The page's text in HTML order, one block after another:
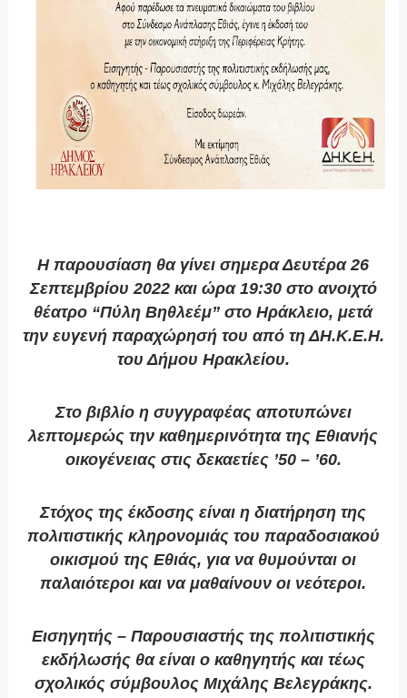
Η παρουσίαση θα γίνει σημερα Δευτέρα 26
Σεπτεμβρίου 2022 και ώρα 19:30 στο ανοιχτό
θέατρο “Πύλη Βηθλεέμ” στο Ηράκλειο, μετά
την ευγενή παραχώρησή του από τη ΔΗ.Κ.Ε.Η.
του Δήμου Ηρακλείου.
Στο βιβλίο η συγγραφέας αποτυπώνει
λεπτομερώς τηνκαθημερινότητα της Εθιανής
οικογένειας στις δεκαετίες ’50 – ’60.
Στόχος της έκδοσης είναι η διατήρηση της
πολιτιστικής κληρονομιάς του παραδοσιακού
οικισμού της Εθιάς, για να θυμούνται οι
παλαιότεροι και να μαθαίνουν οι νεότεροι.
Εισηγητής – Παρουσιαστής της πολιτιστικής
εκδήλωσής θα είναι ο καθηγητής και τέως
σχολικός σύμβουλος Μιχάλης Βελεγράκης.